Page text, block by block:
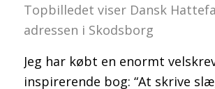
Topbilledet viser Dansk
adressen i Skodsborg
Jeg har købt en enormt
inspirerende bog: “At skrive